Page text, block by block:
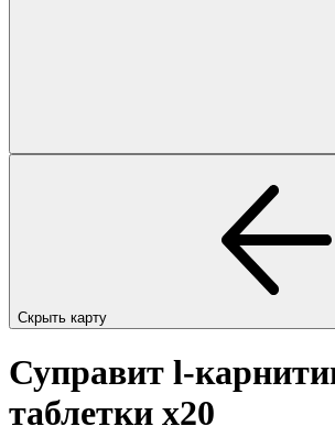
Скрыть карту
Суправит l-
таблетки x20